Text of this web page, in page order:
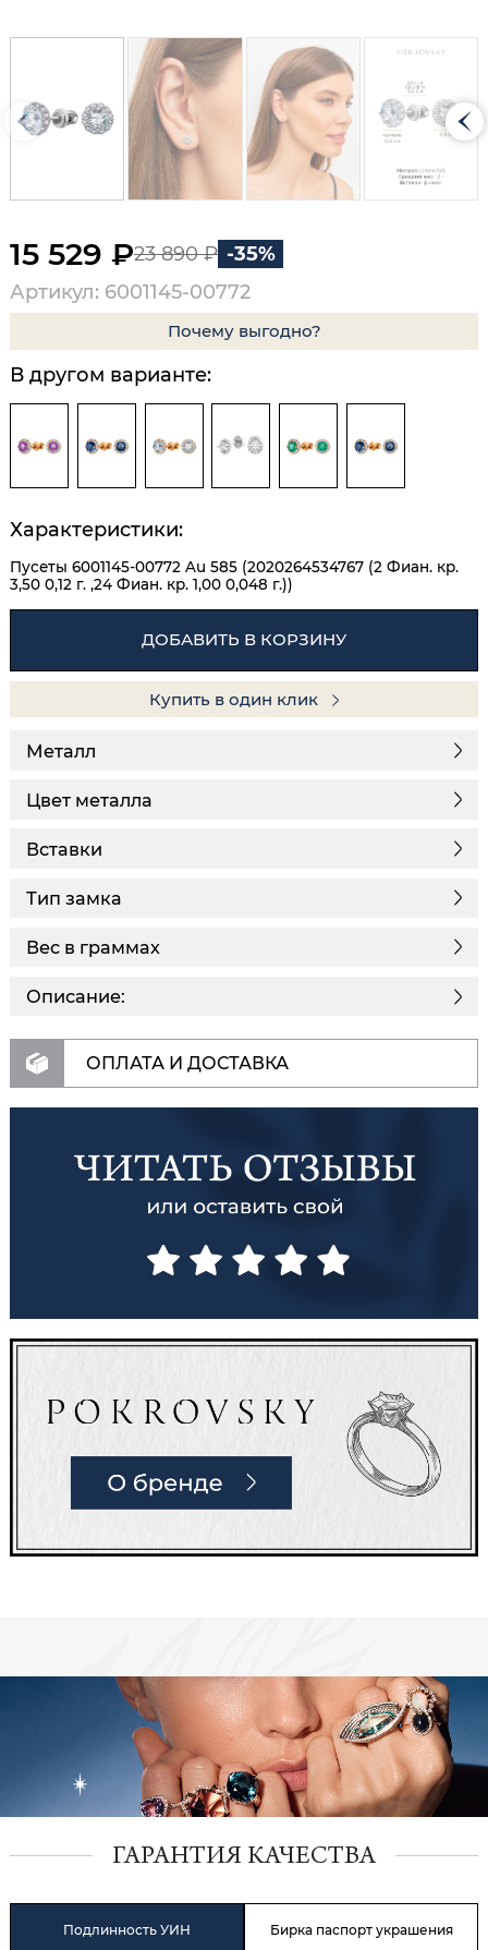
15 529 ₽23 890 ₽ -35%
Артикул: 6001145-00772
Почему выгодно?
В другом варианте:
Характеристики:
Пусеты 6001145-00772 Au 585 (2020264534767 (2 Фиан. кр.
3,50 0,12 г. ,24 Фиан. кр. 1,00 0,048 г.))
ДОБАВИТЬ В КОРЗИНУ
Купить в один клик
Металл
Цвет металла
Вставки
Тип замка
Описание:
Вес в граммах
ОПЛАТА И ДОСТАВКА
ГАРАНТИЯ КАЧЕСТВА
Подлинность УИН Бирка паспорт украшения